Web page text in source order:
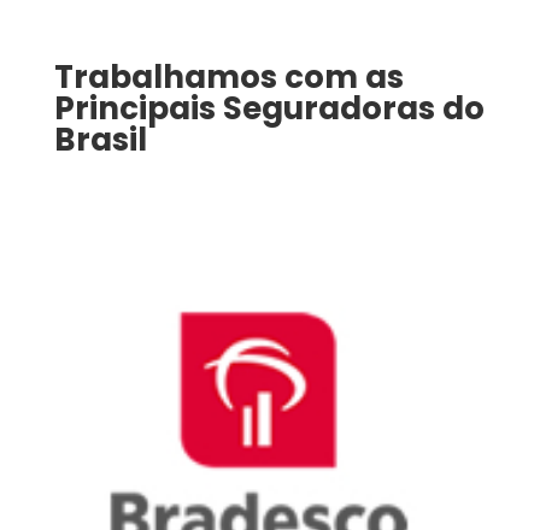
Trabalhamos com as
Principais Seguradoras do
Brasil